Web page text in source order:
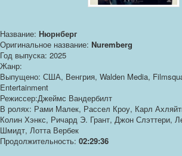
Название: Нюрнберг
Оригинальное название: Nuremberg
Год выпуска: 2025
Жанр:
Выпущено: США, Венгрия, Walden Media,
Entertainment
Режиссер:Джеймс Вандербилт
В ролях: Рами Малек, Рассел Кроу, Карл
Колин Хэнкс, Ричард Э. Грант, Джон Слэттери,
Шмидт, Лотта Вербек
Продолжительность: 02:29:36